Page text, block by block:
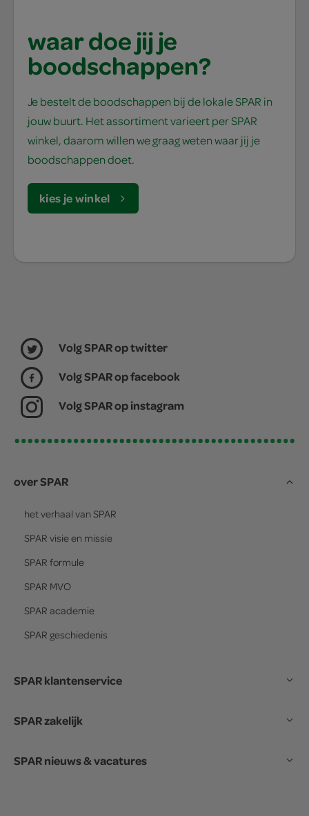
waar doe jij je
boodschappen?
Je bestelt de boodschappen bij de lokale SPAR in
jouw buurt. Het assortiment varieert per SPAR
winkel, daarom willen we graag weten waar jij je
boodschappen doet.
kies je winkel
Volg SPAR op twitter
Volg SPAR op facebook
Volg SPAR op instagram
over SPAR
het verhaal van SPAR
SPAR visie en missie
SPAR formule
SPAR MVO
SPAR academie
SPAR geschiedenis
SPAR klantenservice
SPAR zakelijk
SPAR nieuws & vacatures